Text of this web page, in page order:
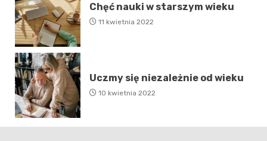
Chęć nauki w starszym wieku
11 kwietnia 2022
Uczmy się niezależnie od wieku
10 kwietnia 2022